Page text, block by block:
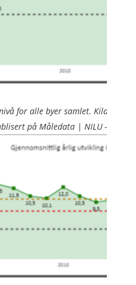
for alle byer samlet. Kilde:
på Måledata | NILU -